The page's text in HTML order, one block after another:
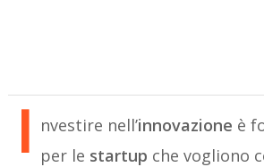
I nvestire nell’innovazione è
per le startup che vogliono